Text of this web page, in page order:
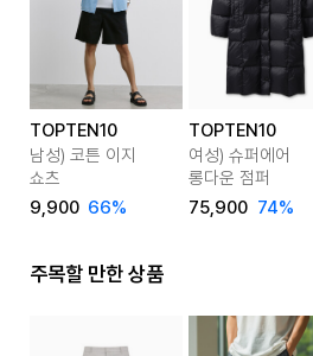
TOPTEN10
남성) 코튼 이지
쇼츠
9,900 66%
TOPTEN10
여성) 슈퍼에어
롱다운 점퍼
75,900 74%
주목할 만한 상품